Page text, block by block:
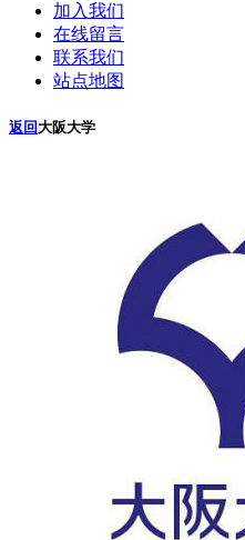
加入我们
在线留言
联系我们
站点地图
返回大阪大学